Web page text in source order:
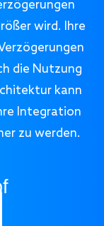
wird. Ihre
die Nutzung
kann
Integration
zu werden.